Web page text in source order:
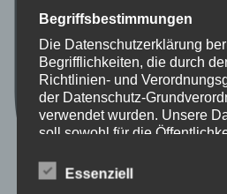
Begriffsbestimmungen
Die Datenschutzerklärung
Begrifflichkeiten, die durch
Richtlinien- und
der Datenschutz-
verwendet wurden. Unsere
soll sowohl für die
lesbar und verständlich sein.
gewährleisten, möchten wir
Essenziell